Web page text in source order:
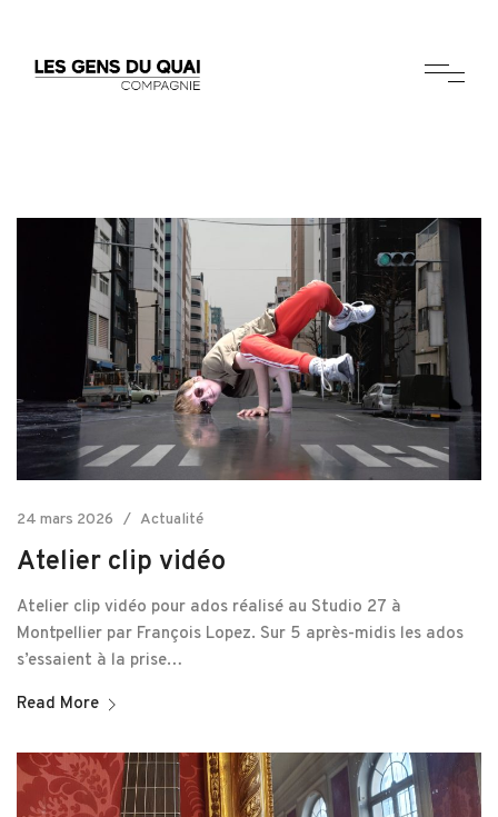
24 mars 2026 Actualité
Atelier clip vidéo
Atelier clip vidéo pour ados réalisé au Studio 27 à
Montpellier par François Lopez. Sur 5 après-midis les ados
s’essaient à la prise…
Read More